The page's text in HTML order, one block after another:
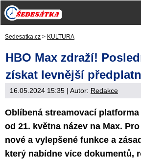
Sedesatka.cz > KULTURA
HBO Max zdraží!
získat levnější
16.05.2024 15:35 | Autor: Redakce
Oblíbená streamovací platforma
od 21. května název na Max.
nové a vylepšené funkce a
který nabídne více dokumentů,